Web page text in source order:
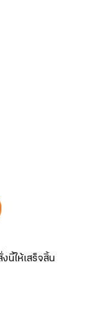
นี้ให้เสร็จสิ้น